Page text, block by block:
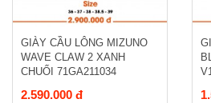
GIÀY CẦU LÔNG MIZUNO
WAVE CLAW 2 XANH
CHUỐI 71GA211034
2.590.000 đ